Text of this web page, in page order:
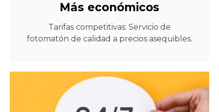
Más económicos
Tarifas competitivas: Servicio de
fotomatón de calidad a precios asequibles.